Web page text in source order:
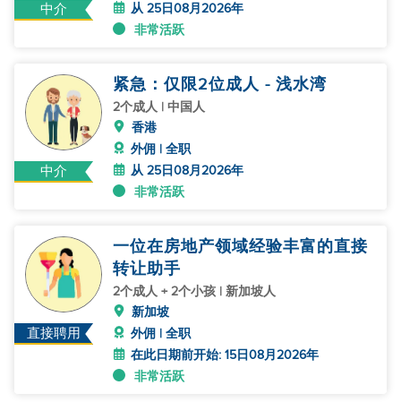
中介
从 25日08月2026年
非常活跃
中介
紧急：仅限2位成人 - 浅水湾
2个成人 | 中国人
香港
外佣 | 全职
从 25日08月2026年
非常活跃
直接聘用
一位在房地产领域经验丰富的直接
转让助手
2个成人 + 2个小孩 | 新加坡人
新加坡
外佣 | 全职
在此日期前开始: 15日08月2026年
非常活跃